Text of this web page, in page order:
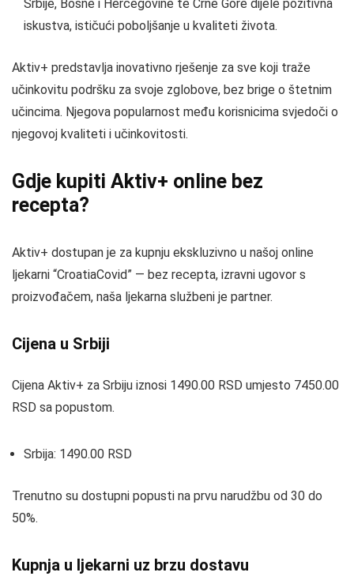
Srbije, Bosne i Hercegovine te Crne Gore dijele pozitivna
iskustva, ističući poboljšanje u kvaliteti života.
Aktiv+ predstavlja inovativno rješenje za sve koji traže
učinkovitu podršku za svoje zglobove, bez brige o štetnim
učincima. Njegova popularnost među korisnicima svjedoči o
njegovoj kvaliteti i učinkovitosti.
Gdje kupiti Aktiv+ online bez
recepta?
Aktiv+ dostupan je za kupnju ekskluzivno u našoj online
ljekarni “CroatiaCovid” — bez recepta, izravni ugovor s
proizvođačem, naša ljekarna službeni je partner.
Cijena u Srbiji
Cijena Aktiv+ za Srbiju iznosi 1490.00 RSD umjesto 7450.00
RSD sa popustom.
Srbija: 1490.00 RSD
Trenutno su dostupni popusti na prvu narudžbu od 30 do
50%.
Kupnja u ljekarni uz brzu dostavu